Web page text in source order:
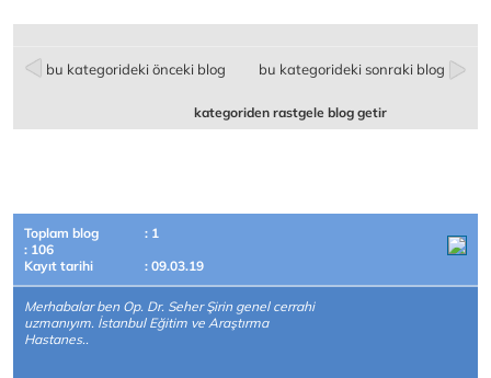
bu kategorideki önceki blog bu kategorideki sonraki blog
kategoriden rastgele blog getir
Toplam blog
: 1
: 106
Kayıt tarihi
: 09.03.19
Merhabalar ben Op. Dr. Seher Şirin genel cerrahi
uzmanıyım. İstanbul Eğitim ve Araştırma
Hastanes..